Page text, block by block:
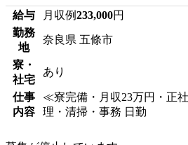
給与 月収例233,000円
勤務
地
奈良県 五條市
寮・
社宅
あり
仕事
内容
≪寮完備・月収23万円・正
理・清掃・事務 日勤